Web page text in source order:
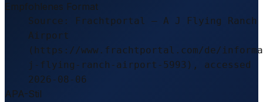
Empfohlenes Format
Source: Frachtportal – A J Flying Ranch
Airport
(https://www.frachtportal.com/de/
j-flying-ranch-airport-5993), accessed
2026-08-06
APA-Stil